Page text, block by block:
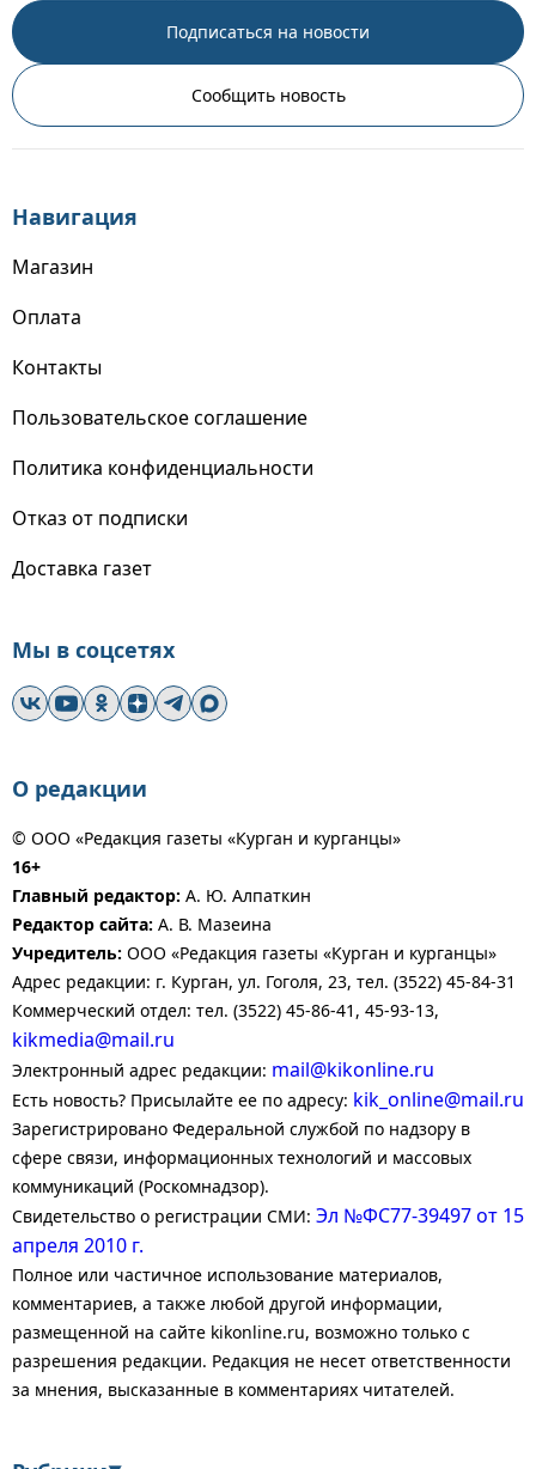
Подписаться на новости
Сообщить новость
Навигация
Магазин
Оплата
Контакты
Пользовательское соглашение
Политика конфиденциальности
Отказ от подписки
Доставка газет
Мы в соцсетях
О редакции
© ООО «Редакция газеты «Курган и курганцы»
16+
Главный редактор: А. Ю. Алпаткин
Редактор сайта: А. В. Мазеина
Учредитель: ООО «Редакция газеты «Курган и курганцы»
Адрес редакции: г. Курган, ул. Гоголя, 23, тел. (3522) 45-84-31
Коммерческий отдел: тел. (3522) 45-86-41, 45-93-13,
kikmedia@mail.ru
Электронный адрес редакции: mail@kikonline.ru
Есть новость? Присылайте ее по адресу: kik_online@mail.ru
Зарегистрировано Федеральной службой по надзору в
сфере связи, информационных технологий и массовых
коммуникаций (Роскомнадзор).
Свидетельство о регистрации СМИ: Эл №ФС77-39497 от 15
апреля 2010 г.
Полное или частичное использование материалов,
комментариев, а также любой другой информации,
размещенной на сайте kikonline.ru, возможно только с
разрешения редакции. Редакция не несет ответственности
за мнения, высказанные в комментариях читателей.